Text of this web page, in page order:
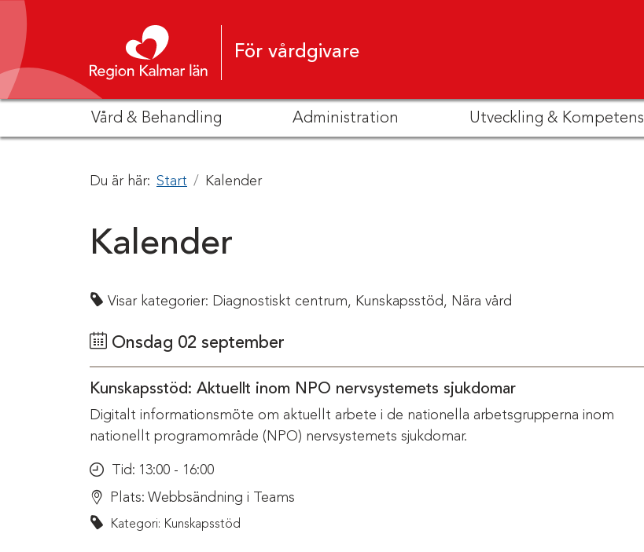
Hoppa till innehåll
För vårdgivare
Vård & Behandling Administration Utveckling & Kompetens
Du är här: Start Kalender
Kalender
Visar kategorier: Diagnostiskt centrum, Kunskapsstöd, Nära vård
Onsdag 02 september
Kunskapsstöd: Aktuellt inom NPO nervsystemets sjukdomar
Digitalt informationsmöte om aktuellt arbete i de nationella arbetsgrupperna inom
nationellt programområde (NPO) nervsystemets sjukdomar.
Tid: 13:00 - 16:00
Plats: Webbsändning i Teams
Kategori: Kunskapsstöd